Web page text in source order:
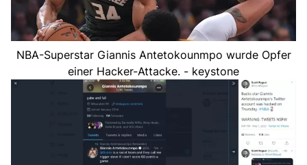
NBA-Superstar Giannis Antetokounmpo wurde Opfer
einer Hacker-Attacke. - keystone